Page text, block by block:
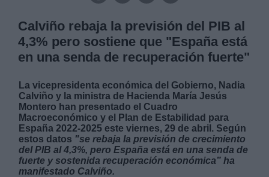
Calviño rebaja la previsión del PIB al
4,3% pero sostiene que "España está
en una senda de recuperación fuerte"
La vicepresidenta económica del Gobierno, Nadia
Calviño y la ministra de Hacienda María Jesús
Montero han presentado el Cuadro
Macroeconómico y el Plan de Estabilidad para
España 2022-2025 este viernes, 29 de abril. Según
estos datos "serebaja la previsión de crecimiento
del PIB al 4,3%, pero España está en una senda de
fuerte y sostenida recuperación económica” ha
manifestado Calviño.
Legitimación: